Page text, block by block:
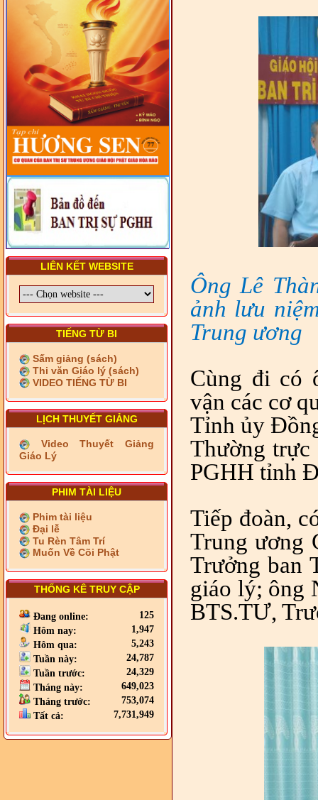
LUẬT VIỆT NAM
- LỚP TẬP HUẤN LỊCH SỬ,
PHÁP LUẬT VIỆT NAM VÀ
HIẾN CHƯƠNG GIÁO HỘI
PGHH NHIỆM KỲ VI (2024-
2029) CHO TRỊ SỰ VIÊN
TRUNG ƯƠNG, BAN ĐẠI
DIỆN TỈNH VÀ GIÁO LÝ
VIÊN - CHUYÊN ĐỀ: SỰ RA
ĐỜI, BẢN CHẤT, CHỨC
NĂNG VÀ HÌNH THỨC CỦA
NƯỚC CHXHCN VIỆT NAM
LIÊN KẾT WEBSITE
TIẾNG TỪ BI
Sấm giảng (sách)
Thi văn Giáo lý (sách)
VIDEO TIẾNG TỪ BI
LỊCH THUYẾT GIẢNG
Video Thuyết Giảng
Giáo Lý
PHIM TÀI LIỆU
Phim tài liệu
Đại lễ
Tu Rèn Tâm Trí
Muốn Về Cõi Phật
THỐNG KÊ TRUY CẬP
Đang online:
125
Hôm nay:
1,947
Hôm qua:
5,243
Tuần này:
24,787
Tuần trước:
24,329
Tháng này:
649,023
Tháng trước:
753,074
Tất cả:
7,731,949
Ông Lê
ảnh lưu
Trung ương
Cùng đi có
vận các cơ
Tỉnh ủy
Thường
PGHH tỉnh
Tiếp đoàn,
Trung ương
Trưởng ban
giáo lý; ông
BTS.TƯ,